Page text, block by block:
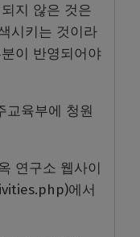
지 않은 것은
시키는 것이라
이 반영되어야
교육부에 청원
연구소 웹사이
에서